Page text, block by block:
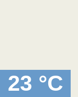
23 °C